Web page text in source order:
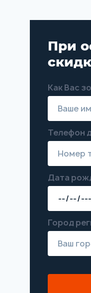
При
Как Вас
Телефон
Дата
Город